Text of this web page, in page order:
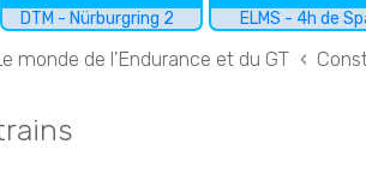
DTM - Nürburgring 2 ELMS - 4h de
monde de l'Endurance et du GT